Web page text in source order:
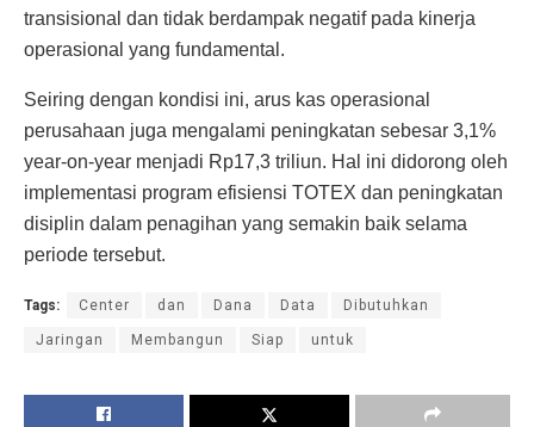
transisional dan tidak berdampak negatif pada kinerja
operasional yang fundamental.
Seiring dengan kondisi ini, arus kas operasional
perusahaan juga mengalami peningkatan sebesar 3,1%
year-on-year menjadi Rp17,3 triliun. Hal ini didorong oleh
implementasi program efisiensi TOTEX dan peningkatan
disiplin dalam penagihan yang semakin baik selama
periode tersebut.
Tags: Center dan Dana Data Dibutuhkan
Jaringan Membangun Siap untuk